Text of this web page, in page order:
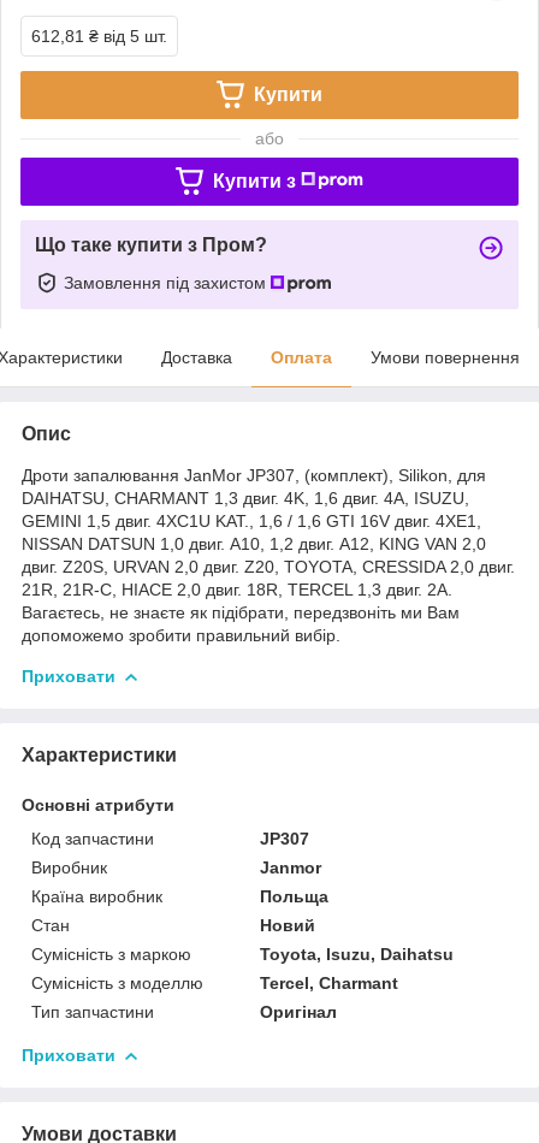
612,81 ₴ від 5 шт.
Купити
або
Купити з
Що таке купити з Пром?
Замовлення під захистом
Доставка Оплата Умови повернення
Опис
Дроти запалювання JanMor JP307, (комплект), Silikon, для
DAIHATSU, CHARMANT 1,3 двиг. 4K, 1,6 двиг. 4A, ISUZU,
GEMINI 1,5 двиг. 4XC1U KAT., 1,6 / 1,6 GTI 16V двиг. 4XE1,
NISSAN DATSUN 1,0 двиг. A10, 1,2 двиг. A12, KING VAN 2,0
двиг. Z20S, URVAN 2,0 двиг. Z20, TOYOTA, CRESSIDA 2,0 двиг.
21R, 21R-C, HIACE 2,0 двиг. 18R, TERCEL 1,3 двиг. 2A.
Вагаєтесь, не знаєте як підібрати, передзвоніть ми Вам
допоможемо зробити правильний вибір.
Приховати
Характеристики
Основні атрибути
Код запчастини
JP307
Виробник
Janmor
Країна виробник
Польща
Стан
Новий
Сумісність з маркою
Toyota, Isuzu, Daihatsu
Сумісність з моделлю
Tercel, Charmant
Тип запчастини
Оригінал
Приховати
Умови доставки